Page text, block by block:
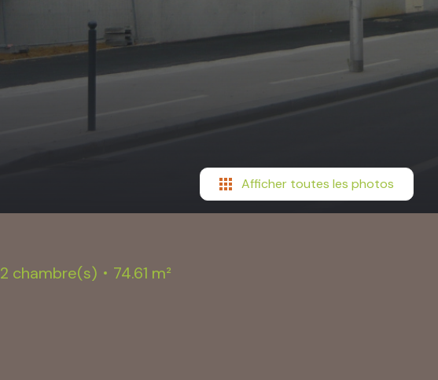
Afficher toutes les photos
2 chambre(s)
74.61 m²